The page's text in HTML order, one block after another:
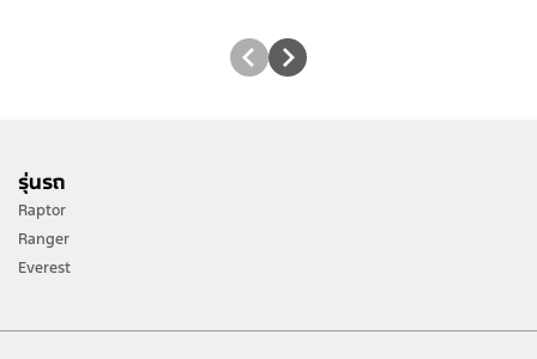
รุ่นรถ
Raptor
Ranger
Everest